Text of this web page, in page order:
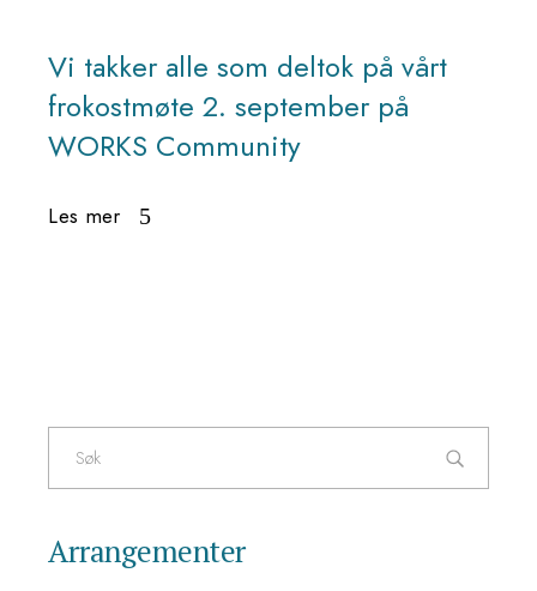
Vi takker alle som deltok på vårt
frokostmøte 2. september på
WORKS Community
Les mer
Søk
etter:
Arrangementer